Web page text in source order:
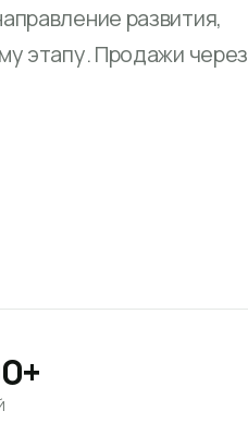
развития,
этапу. Продажи через